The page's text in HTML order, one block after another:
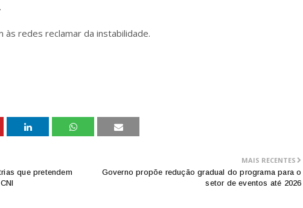
redes reclamar da instabilidade.
MAIS RECENTES
Governo propõe redução gradual do programa para o
setor de eventos até 2026
que pretendem